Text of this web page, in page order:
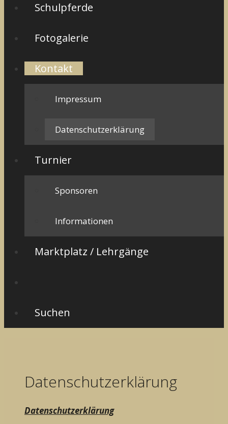
Schulpferde
Fotogalerie
Kontakt
Impressum
Datenschutzerklärung
Turnier
Sponsoren
Informationen
Marktplatz / Lehrgänge
Suchen
Datenschutzerklärung
Datenschutzerklärung